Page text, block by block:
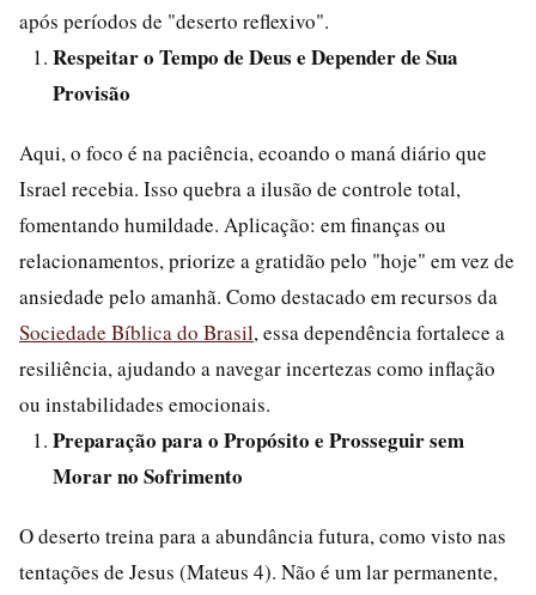
após períodos de "deserto reflexivo".
Respeitar o Tempo de Deus e Depender de Sua
Provisão
Aqui, o foco é na paciência, ecoando o maná diário que
Israel recebia. Isso quebra a ilusão de controle total,
fomentando humildade. Aplicação: em finanças ou
relacionamentos, priorize a gratidão pelo "hoje" em vez de
ansiedade pelo amanhã. Como destacado em recursos da
Sociedade Bíblica do Brasil, essa dependência fortalece a
resiliência, ajudando a navegar incertezas como inflação
ou instabilidades emocionais.
Preparação para o Propósito e Prosseguir sem
Morar no Sofrimento
O deserto treina para a abundância futura, como visto nas
tentações de Jesus (Mateus 4). Não é um lar permanente,